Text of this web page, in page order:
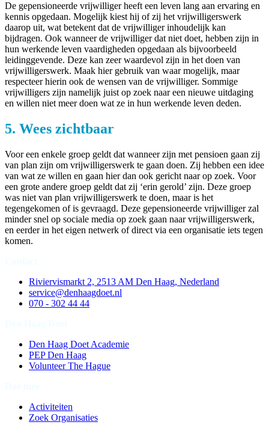
De gepensioneerde vrijwilliger heeft een leven lang aan ervaring en
kennis opgedaan. Mogelijk kiest hij of zij het vrijwilligerswerk
daarop uit, wat betekent dat de vrijwilliger inhoudelijk kan
bijdragen. Ook wanneer de vrijwilliger dat niet doet, hebben zijn in
hun werkende leven vaardigheden opgedaan als bijvoorbeeld
leidinggevende. Deze kan zeer waardevol zijn in het doen van
vrijwilligerswerk. Maak hier gebruik van waar mogelijk, maar
respecteer hierin ook de wensen van de vrijwilliger. Sommige
vrijwilligers zijn namelijk juist op zoek naar een nieuwe uitdaging
en willen niet meer doen wat ze in hun werkende leven deden.
5. Wees zichtbaar
Voor een enkele groep geldt dat wanneer zijn met pensioen gaan zij
van plan zijn om vrijwilligerswerk te gaan doen. Zij hebben een idee
van wat ze willen en gaan hier dan ook gericht naar op zoek. Voor
een grote andere groep geldt dat zij ‘erin gerold’ zijn. Deze groep
was niet van plan vrijwilligerswerk te doen, maar is het
tegengekomen of is gevraagd. Deze gepensioneerde vrijwilliger zal
minder snel op sociale media op zoek gaan naar vrijwilligerswerk,
en eerder in het eigen netwerk of direct via een organisatie iets tegen
komen.
Riviervismarkt 2, 2513 AM Den Haag, Nederland
service@denhaagdoet.nl
070 - 302 44 44
Den Haag Doet Academie
PEP Den Haag
Volunteer The Hague
Activiteiten
Zoek Organisaties